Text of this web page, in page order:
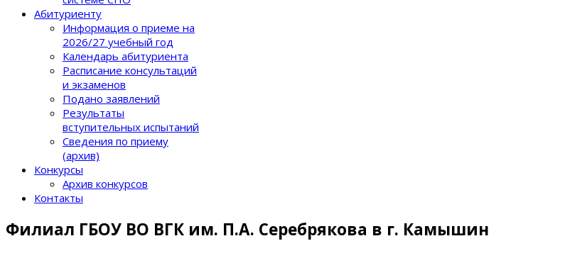
Абитуриенту
Информация о приеме на
2026/27 учебный год
Календарь абитуриента
Расписание консультаций
и экзаменов
Подано заявлений
Результаты
вступительных испытаний
Сведения по приему
(архив)
Конкурсы
Архив конкурсов
Контакты
Филиал ГБОУ ВО ВГК им. П.А. Серебрякова в г. Камышин